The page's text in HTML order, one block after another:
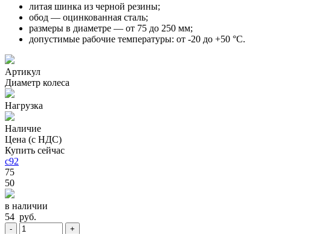
литая шинка из черной резины;
обод — оцинкованная сталь;
размеры в диаметре — от 75 до 250 мм;
допустимые рабочие температуры: от -20 до +50 °С.
Артикул
Диаметр колеса
Нагрузка
Наличие
Цена (с НДС)
Купить сейчас
c92
75
50
в наличии
54 руб.
- +